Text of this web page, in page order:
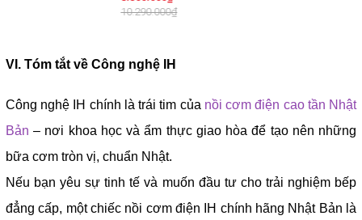
VI. Tóm tắt về Công nghệ IH
Công nghệ IH chính là trái tim của nồi cơm điện cao tần Nhật
Bản – nơi khoa học và ẩm thực giao hòa để tạo nên những
bữa cơm tròn vị, chuẩn Nhật.
Nếu bạn yêu sự tinh tế và muốn đầu tư cho trải nghiệm bếp
đẳng cấp, một chiếc nồi cơm điện IH chính hãng Nhật Bản là